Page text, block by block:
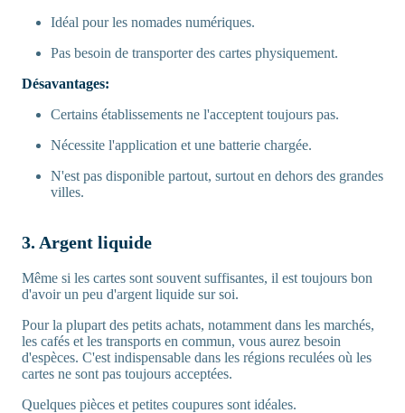
Idéal pour les nomades numériques.
Pas besoin de transporter des cartes physiquement.
Désavantages:
Certains établissements ne l'acceptent toujours pas.
Nécessite l'application et une batterie chargée.
N'est pas disponible partout, surtout en dehors des grandes
villes.
3. Argent liquide
Même si les cartes sont souvent suffisantes, il est toujours bon
d'avoir un peu d'argent liquide sur soi.
Pour la plupart des petits achats, notamment dans les marchés,
les cafés et les transports en commun, vous aurez besoin
d'espèces. C'est indispensable dans les régions reculées où les
cartes ne sont pas toujours acceptées.
Quelques pièces et petites coupures sont idéales.